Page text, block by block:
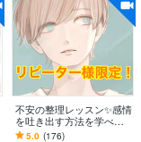
不安の整理レッスン✨感情
を吐き出す方法を学べま
す 半年以上ご利用のリピ
5.0 (176)